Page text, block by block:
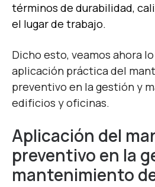
términos de durabilidad,
el lugar de trabajo.
Dicho esto, veamos ahora
aplicación práctica del
preventivo en la gestión y
edificios y oficinas.
Aplicación del
preventivo en la
mantenimiento